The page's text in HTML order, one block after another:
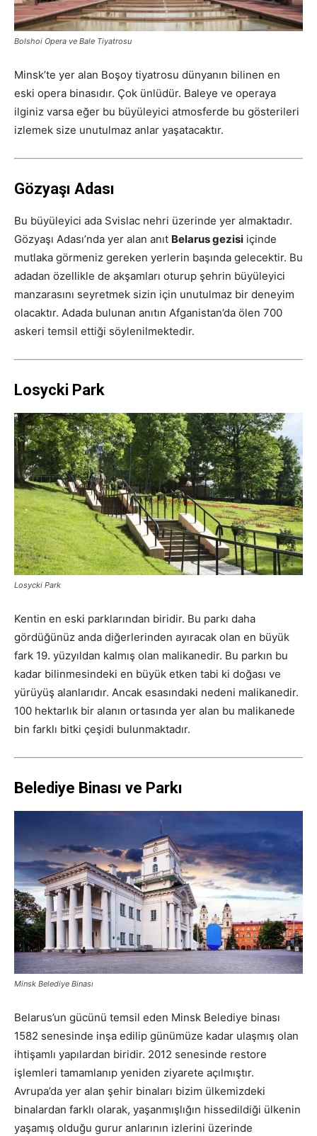
Bolshoi Opera ve Bale Tiyatrosu
Minsk’te yer alan Boşoy tiyatrosu dünyanın bilinen en
eski opera binasıdır. Çok ünlüdür. Baleye ve operaya
ilginiz varsa eğer bu büyüleyici atmosferde bu gösterileri
izlemek size unutulmaz anlar yaşatacaktır.
Gözyaşı Adası
Bu büyüleyici ada Svislac nehri üzerinde yer almaktadır.
Gözyaşı Adası’nda yer alan anıt Belarus gezisi içinde
mutlaka görmeniz gereken yerlerin başında gelecektir. Bu
adadan özellikle de akşamları oturup şehrin büyüleyici
manzarasını seyretmek sizin için unutulmaz bir deneyim
olacaktır. Adada bulunan anıtın Afganistan’da ölen 700
askeri temsil ettiği söylenilmektedir.
Losycki Park
Losycki Park
Kentin en eski parklarından biridir. Bu parkı daha
gördüğünüz anda diğerlerinden ayıracak olan en büyük
fark 19. yüzyıldan kalmış olan malikanedir. Bu parkın bu
kadar bilinmesindeki en büyük etken tabi ki doğası ve
yürüyüş alanlarıdır. Ancak esasındaki nedeni malikanedir.
100 hektarlık bir alanın ortasında yer alan bu malikanede
bin farklı bitki çeşidi bulunmaktadır.
Belediye Binası ve Parkı
Minsk Belediye Binası
Belarus’un gücünü temsil eden Minsk Belediye binası
1582 senesinde inşa edilip günümüze kadar ulaşmış olan
ihtişamlı yapılardan biridir. 2012 senesinde restore
işlemleri tamamlanıp yeniden ziyarete açılmıştır.
Avrupa’da yer alan şehir binaları bizim ülkemizdeki
binalardan farklı olarak, yaşanmışlığın hissedildiği ülkenin
yaşamış olduğu gurur anlarının izlerini üzerinde